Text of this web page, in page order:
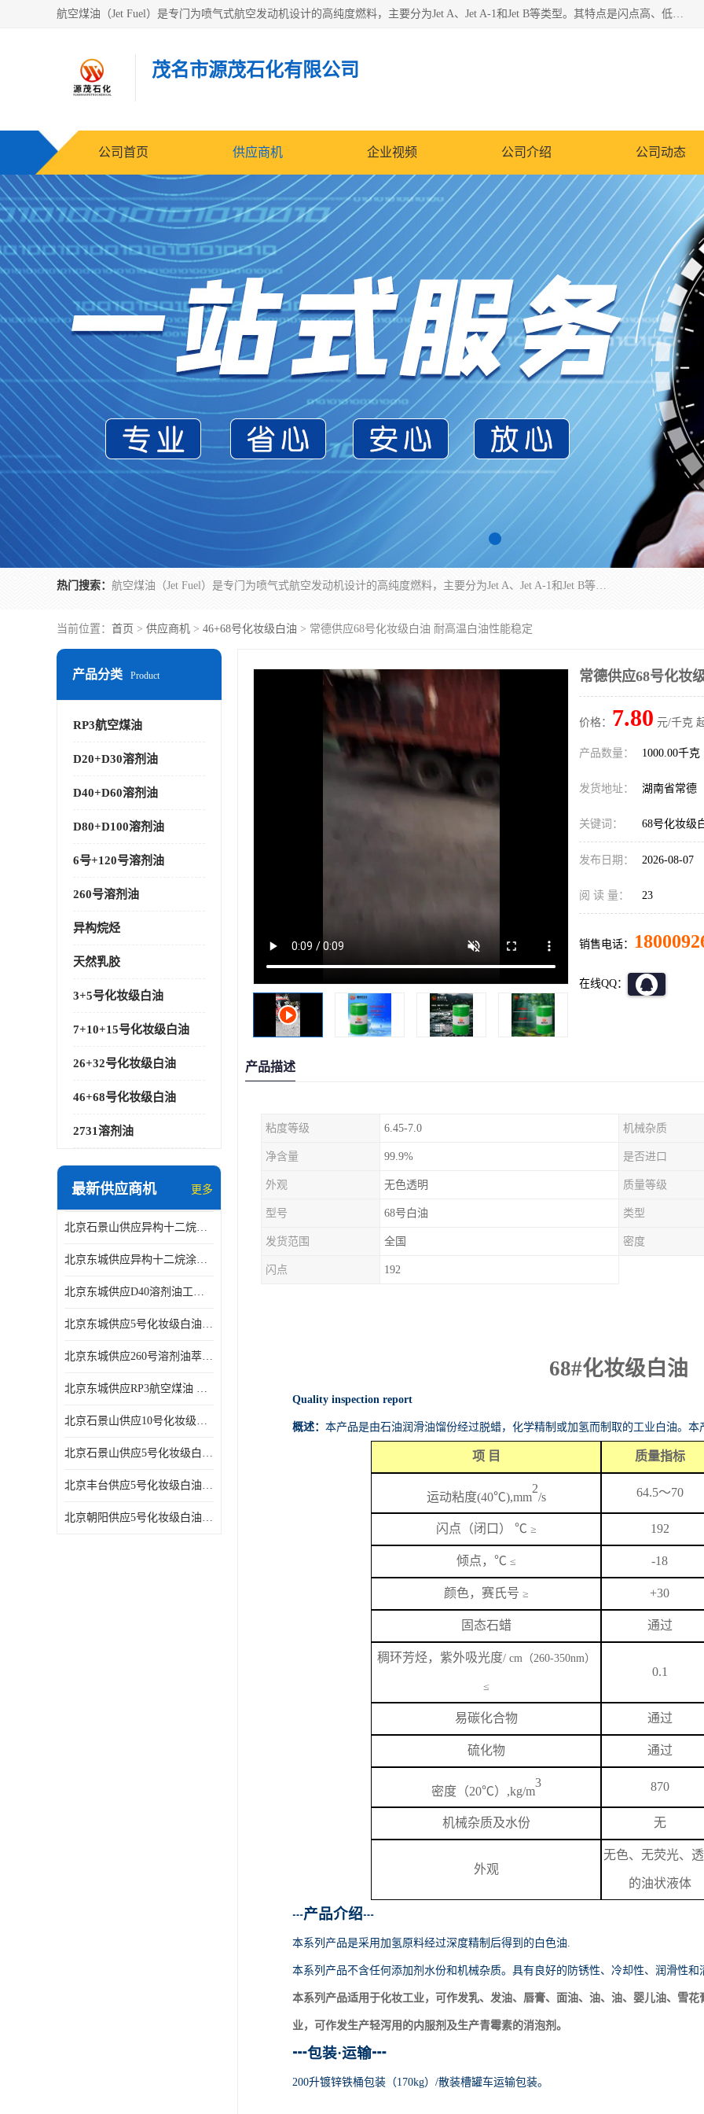
航空煤油（Jet Fuel）是专门为喷气式航空发动机设计的高纯度燃料，主要分为Jet A、Jet A-1和Jet B等类型。其特点是闪点高、低温流动性好，并添加了抗静电剂和抗氧化剂以确保飞行安全。航空煤油需
茂名市源茂石化有限公司
公司首页 供应商机 企业视频 公司介绍 公司动态
热门搜索： 航空煤油（Jet Fuel）是专门为喷气式航空发动机设计的高纯度燃料，主要分为Jet A、Jet A-1和Jet B等类型。其特点是闪点高、低温流动性好，并添加了抗静电剂和抗氧化剂以确保飞行安全。航空煤油需
当前位置： 首页 > 供应商机 > 46+68号化妆级白油 > 常德供应68号化妆级白油 耐高温白油性能稳定
产品分类 Product
RP3航空煤油
D20+D30溶剂油
D40+D60溶剂油
D80+D100溶剂油
6号+120号溶剂油
260号溶剂油
异构烷烃
天然乳胶
3+5号化妆级白油
7+10+15号化妆级白油
26+32号化妆级白油
46+68号化妆级白油
2731溶剂油
最新供应商机 更多
北京石景山供应异构十二烷香精助剂
北京东城供应异构十二烷涂料胶粘油墨稀释剂
北京东城供应D40溶剂油工业金属清洗
北京东城供应5号化妆级白油钻井液润滑剂
北京东城供应260号溶剂油萃取溶剂油金属萃取剂
北京东城供应RP3航空煤油 高含量国标工业级航空煤油燃料油 无色透明
北京石景山供应10号化妆级白油高精密机械润滑油
北京石景山供应5号化妆级白油缝纫机油 设备润滑油
北京丰台供应5号化妆级白油纤维与织物柔软光亮
北京朝阳供应5号化妆级白油纺织时的润滑剂
常德供应68号化妆
价格： 7.80 元/千克
产品数量： 1000.00千克
发货地址： 湖南省常德
关键词： 68号化妆级
发布日期： 2026-08-07
阅 读 量： 23
销售电话：
在线QQ：
产品描述
粘度等级 6.45-7.0 机械杂质
净含量 99.9% 是否进口
外观 无色透明 质量等级
型号 68号白油 类型
发货范围 全国 密度
闪点 192
68#化妆级白油
Quality inspection report
概述： 本产品是由石油润滑油馏份经过脱蜡，化学精制或加氢而制取的工业白油。本
项 目 质量指标
运动粘度(40℃),mm
2
/s 64.5～70
闪 点 （闭口） ℃ ≥ 192
倾点， ℃ ≤ -18
颜色，赛氏号 ≥ +30
固态石蜡 通过
稠环芳烃，紫外吸光度/ cm（260-350nm）
≤
0.1
易碳化合物 通过
硫化物 通过
密度（20℃）,kg/m
3 870
机械杂质及水份 无
外观
无色、无荧光、
的油状液体
┅产品介绍┅
本系列产品是采用加氢原料经过深度精制后得到的白色油.
本系列产品不含任何添加剂水份和机械杂质。具有良好的防锈性、冷却性、润滑性和
本系列产品适用于化妆工业，可作发乳、发油、唇膏、面油、油、油、婴儿油、雪
业，可作发生产轻泻用的内服剂及生产青霉素的消泡剂。
┅包装·运输┅
200升镀锌铁桶包装（170kg）/散装槽罐车运输包装。